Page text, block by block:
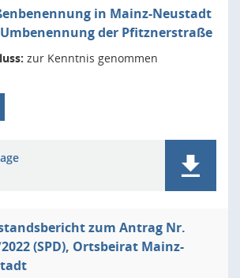
in Mainz-Neustadt
der Pfitznerstraße
zur Kenntnis genommen
zum Antrag Nr.
(SPD), Ortsbeirat Mainz-